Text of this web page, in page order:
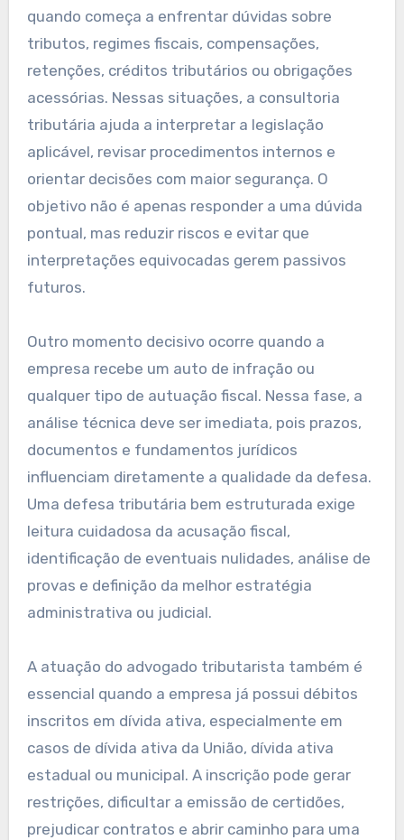
quando começa a enfrentar dúvidas sobre
tributos, regimes fiscais, compensações,
retenções, créditos tributários ou obrigações
acessórias. Nessas situações, a consultoria
tributária ajuda a interpretar a legislação
aplicável, revisar procedimentos internos e
orientar decisões com maior segurança. O
objetivo não é apenas responder a uma dúvida
pontual, mas reduzir riscos e evitar que
interpretações equivocadas gerem passivos
futuros.
Outro momento decisivo ocorre quando a
empresa recebe um auto de infração ou
qualquer tipo de autuação fiscal. Nessa fase, a
análise técnica deve ser imediata, pois prazos,
documentos e fundamentos jurídicos
influenciam diretamente a qualidade da defesa.
Uma defesa tributária bem estruturada exige
leitura cuidadosa da acusação fiscal,
identificação de eventuais nulidades, análise de
provas e definição da melhor estratégia
administrativa ou judicial.
A atuação do advogado tributarista também é
essencial quando a empresa já possui débitos
inscritos em dívida ativa, especialmente em
casos de dívida ativa da União, dívida ativa
estadual ou municipal. A inscrição pode gerar
restrições, dificultar a emissão de certidões,
prejudicar contratos e abrir caminho para uma